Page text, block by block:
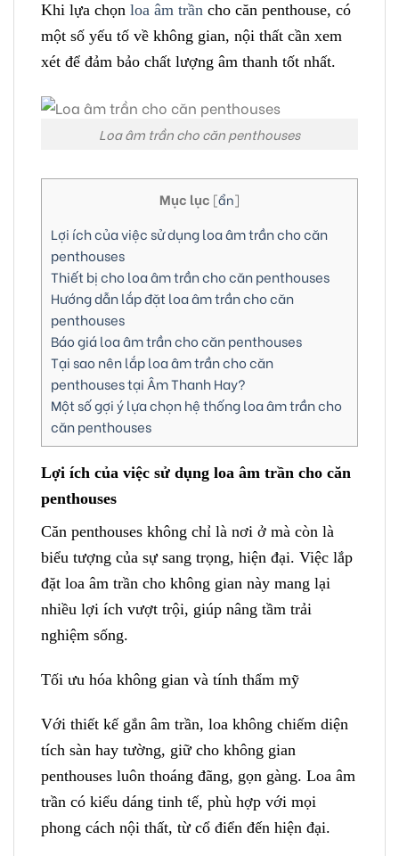
Khi lựa chọn loa âm trần cho căn penthouse, có
một số yếu tố về không gian, nội thất cần xem
xét để đảm bảo chất lượng âm thanh tốt nhất.
Loa âm trần cho căn penthouses
Mục lục [ẩn]
Lợi ích của việc sử dụng loa âm trần cho căn
penthouses
Thiết bị cho loa âm trần cho căn penthouses
Hướng dẫn lắp đặt loa âm trần cho căn
penthouses
Báo giá loa âm trần cho căn penthouses
Tại sao nên lắp loa âm trần cho căn
penthouses tại Âm Thanh Hay?
Một số gợi ý lựa chọn hệ thống loa âm trần cho
căn penthouses
Lợi ích của việc sử dụng loa âm trần cho căn
penthouses
Căn penthouses không chỉ là nơi ở mà còn là
biểu tượng của sự sang trọng, hiện đại. Việc lắp
đặt loa âm trần cho không gian này mang lại
nhiều lợi ích vượt trội, giúp nâng tầm trải
nghiệm sống.
Tối ưu hóa không gian và tính thẩm mỹ
Với thiết kế gắn âm trần, loa không chiếm diện
tích sàn hay tường, giữ cho không gian
penthouses luôn thoáng đãng, gọn gàng. Loa âm
trần có kiểu dáng tinh tế, phù hợp với mọi
phong cách nội thất, từ cổ điển đến hiện đại.